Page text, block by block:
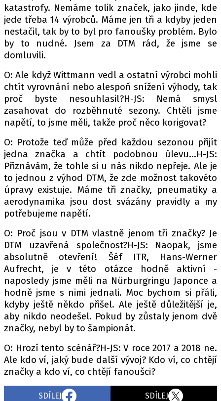
katastrofy. Nemáme tolik značek, jako jinde, kde
jede třeba 14 výrobců. Máme jen tři a kdyby jeden
nestačil, tak by to byl pro fanoušky problém. Bylo
by to nudné. Jsem za DTM rád, že jsme se
domluvili.
O: Ale když Wittmann vedl a ostatní výrobci mohli
chtít vyrovnání nebo alespoň snížení výhody, tak
proč byste nesouhlasil?H-JS: Nemá smysl
zasahovat do rozběhnuté sezony. Chtěli jsme
napětí, to jsme měli, takže proč něco korigovat?
O: Protože teď může před každou sezonou přijít
jedna značka a chtít podobnou úlevu...H-JS:
Přiznávám, že tohle si u nás nikdo nepřeje. Ale je
to jednou z výhod DTM, že zde možnost takovéto
úpravy existuje. Máme tři značky, pneumatiky a
aerodynamika jsou dost svázány pravidly a my
potřebujeme napětí.
O: Proč jsou v DTM vlastně jenom tři značky? Je
DTM uzavřená společnost?H-JS: Naopak, jsme
absolutně otevření! Šéf ITR, Hans-Werner
Aufrecht, je v této otázce hodně aktivní -
naposledy jsme měli na Nürburgringu Japonce a
hodně jsme s nimi jednali. Moc bychom si přáli,
kdyby ještě někdo přišel. Ale ještě důležitější je,
aby nikdo neodešel. Pokud by zůstaly jenom dvě
značky, nebyl by to šampionát.
O: Hrozí tento scénář?H-JS: V roce 2017 a 2018 ne.
Ale kdo ví, jaký bude další vývoj? Kdo ví, co chtějí
značky a kdo ví, co chtějí fanoušci?
SDÍLEJ SDÍLEJ